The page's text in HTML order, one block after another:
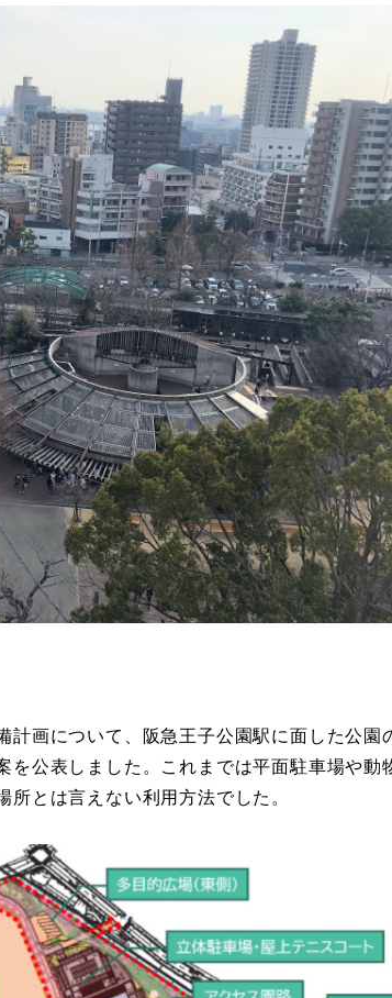
計画について、阪急王子公園駅に面した公園
を公表しました。これまでは平面駐車場や動
とは言えない利用方法でした。